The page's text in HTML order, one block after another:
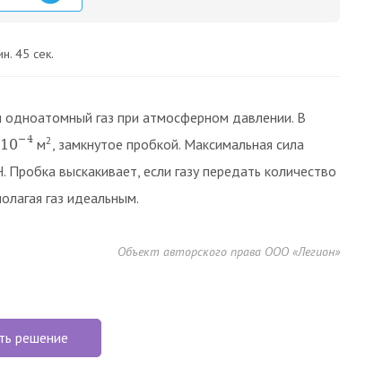
45 сек.
одноатомный газ при атмосферном давлении. В
10−4м2
, замкнутое пробкой. Максимальная сила
Пробка выскакивает, если газу передать количество
газ идеальным.
Объект авторского права ООО «Легион»
решение